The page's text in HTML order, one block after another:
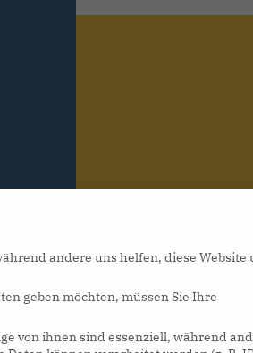
andere uns helfen, diese Website
geben möchten, müssen Sie Ihre
von ihnen sind essenziell, während